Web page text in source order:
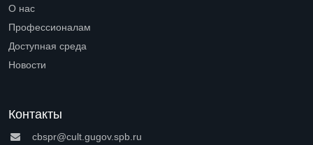
О нас
Профессионалам
Доступная среда
Новости
Контакты
cbspr@cult.gugov.spb.ru